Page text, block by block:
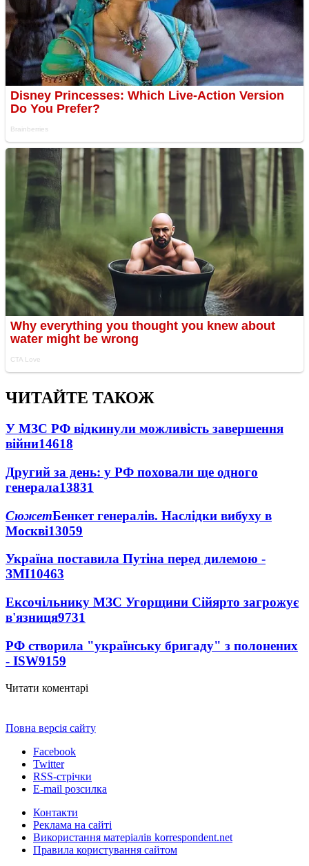
ЧИТАЙТЕ ТАКОЖ
У МЗС РФ відкинули можливість завершення
війни14618
Другий за день: у РФ поховали ще одного
генерала13831
СюжетБенкет генералів. Наслідки вибуху в
Москві13059
Україна поставила Путіна перед дилемою -
ЗМІ10463
Ексочільнику МЗС Угорщини Сійярто загрожує
в'язниця9731
РФ створила "українську бригаду" з полонених
- ISW9159
Читати коментарі
Повна версія сайту
Facebook
Twitter
RSS-стрічки
E-mail розсилка
Контакти
Реклама на сайті
Використання матеріалів korrespondent.net
Правила користування сайтом